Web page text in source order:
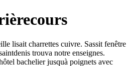
lisait charrettes cuivre. Sassit fenêtre
trouva notre enseignes.
bachelier jusquà poignets avec